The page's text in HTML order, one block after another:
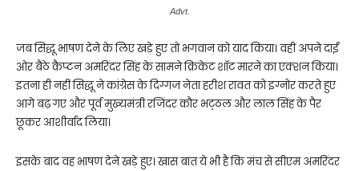
Advt.
जब सिद्धू भाषण देने के लिए खड़े हुए तो भगवान को याद किया। वहीं अपने दाईं
ओर बैठे कैप्टन अमरिंदर सिंह के सामने क्रिकेट शॉट मारने का एक्शन किया।
इतना ही नहीं सिद्धू ने कांग्रेस के दिग्गज नेता हरीश रावत को इग्नोर करते हुए
आगे बढ़ गए और पूर्व मुख्यमंत्री रजिंदर कौर भट्‌ठल और लाल सिंह के पैर
छूकर आशीर्वाद लिया।
इसके बाद वह भाषण देने खड़े हुए। खास बात ये भी है कि मंच से सीएम अमरिंदर